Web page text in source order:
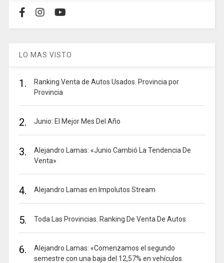
LO MAS VISTO
1.
Ranking Venta de Autos Usados. Provincia por
Provincia
2. Junio: El Mejor Mes Del Año
3.
Alejandro Lamas: «Junio Cambió La Tendencia De
Venta»
4. Alejandro Lamas en Impolutos Stream
5. Toda Las Provincias. Ranking De Venta De Autos
6.
Alejandro Lamas: «Comenzamos el segundo
semestre con una baja del 12,57% en vehículos